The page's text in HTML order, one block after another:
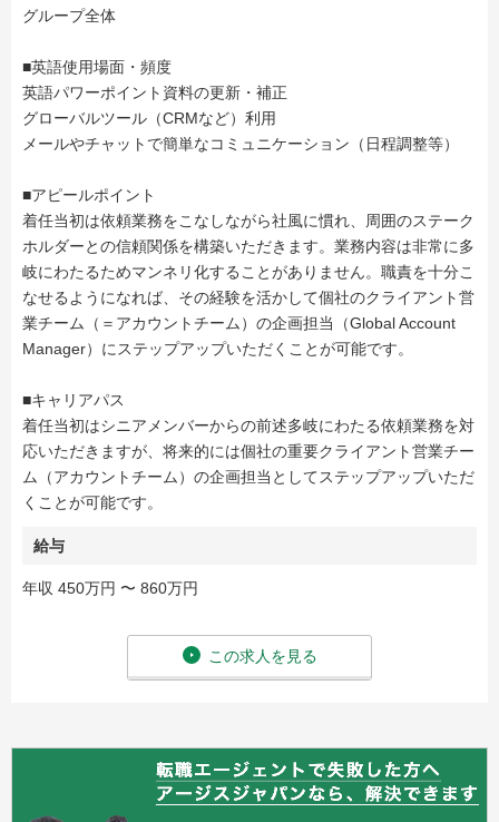
グループ全体
■英語使用場面・頻度
英語パワーポイント資料の更新・補正
グローバルツール（CRMなど）利用
メールやチャットで簡単なコミュニケーション（日程調整等）
■アピールポイント
着任当初は依頼業務をこなしながら社風に慣れ、周囲のステーク
ホルダーとの信頼関係を構築いただきます。業務内容は非常に多
岐にわたるためマンネリ化することがありません。職責を十分こ
なせるようになれば、その経験を活かして個社のクライアント営
業チーム（＝アカウントチーム）の企画担当（Global Account
Manager）にステップアップいただくことが可能です。
■キャリアパス
着任当初はシニアメンバーからの前述多岐にわたる依頼業務を対
応いただきますが、将来的には個社の重要クライアント営業チー
ム（アカウントチーム）の企画担当としてステップアップいただ
くことが可能です。
給与
年収 450万円 〜 860万円
この求人を見る